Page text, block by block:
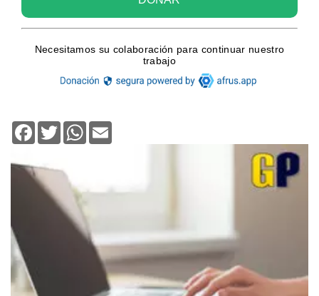
Facebook
TwitterWhatsApp